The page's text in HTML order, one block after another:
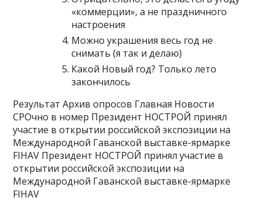
«коммерции», а не праздничного
настроения
Можно украшения весь год не
снимать (я так и делаю)
Какой Новый год? Только лето
закончилось
Результат Архив опросов Главная Новости
СРОчно в номер Президент НОСТРОЙ принял
участие в открытии российской экспозиции на
Международной Гаванской выставке-ярмарке
FIHAV Президент НОСТРОЙ принял участие в
открытии российской экспозиции на
Международной Гаванской выставке-ярмарке
FIHAV